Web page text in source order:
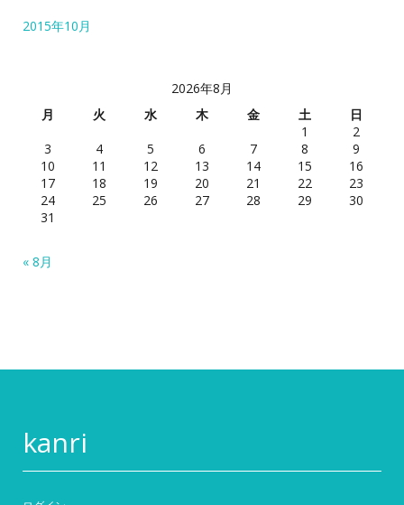
2015年10月
2026年8月
月
火 水 木 金 土
日
1
2
3
4 5 6 7 8
9
10
11 12 13 14 15
16
17
18 19 20 21 22
23
24
25 26 27 28 29
30
31
« 8月
kanri